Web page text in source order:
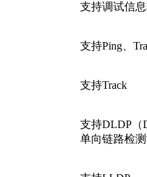
支持调试信
支持Ping、
支持Track
支持DLDP（
单向链路检